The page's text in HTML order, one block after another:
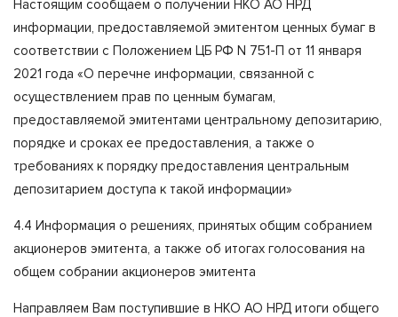
Настоящим сообщаем о получении НКО АО НРД
информации, предоставляемой эмитентом ценных бумаг в
соответствии с Положением ЦБ РФ N 751-П от 11 января
2021 года «О перечне информации, связанной с
осуществлением прав по ценным бумагам,
предоставляемой эмитентами центральному депозитарию,
порядке и сроках ее предоставления, а также о
требованиях к порядку предоставления центральным
депозитарием доступа к такой информации»
4.4 Информация о решениях, принятых общим собранием
акционеров эмитента, а также об итогах голосования на
общем собрании акционеров эмитента
Направляем Вам поступившие в НКО АО НРД итоги общего